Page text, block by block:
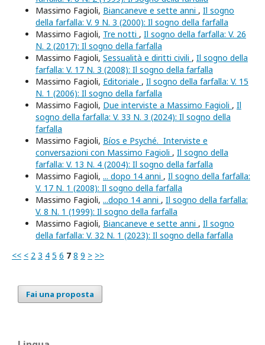
Massimo Fagioli, Biancaneve e sette anni , Il sogno
della farfalla: V. 9 N. 3 (2000): Il sogno della farfalla
Massimo Fagioli, Tre notti , Il sogno della farfalla: V. 26
N. 2 (2017): Il sogno della farfalla
Massimo Fagioli, Sessualità e diritti civili , Il sogno della
farfalla: V. 17 N. 3 (2008): Il sogno della farfalla
Massimo Fagioli, Editoriale , Il sogno della farfalla: V. 15
N. 1 (2006): Il sogno della farfalla
Massimo Fagioli, Due interviste a Massimo Fagioli , Il
sogno della farfalla: V. 33 N. 3 (2024): Il sogno della
farfalla
Massimo Fagioli, Bíos e Psyché. Interviste e
conversazioni con Massimo Fagioli , Il sogno della
farfalla: V. 13 N. 4 (2004): Il sogno della farfalla
Massimo Fagioli, ... dopo 14 anni , Il sogno della farfalla:
V. 17 N. 1 (2008): Il sogno della farfalla
Massimo Fagioli, ...dopo 14 anni , Il sogno della farfalla:
V. 8 N. 1 (1999): Il sogno della farfalla
Massimo Fagioli, Biancaneve e sette anni , Il sogno
della farfalla: V. 32 N. 1 (2023): Il sogno della farfalla
<< < 2 3 4 5 6 7 8 9 > >>
Fai una proposta